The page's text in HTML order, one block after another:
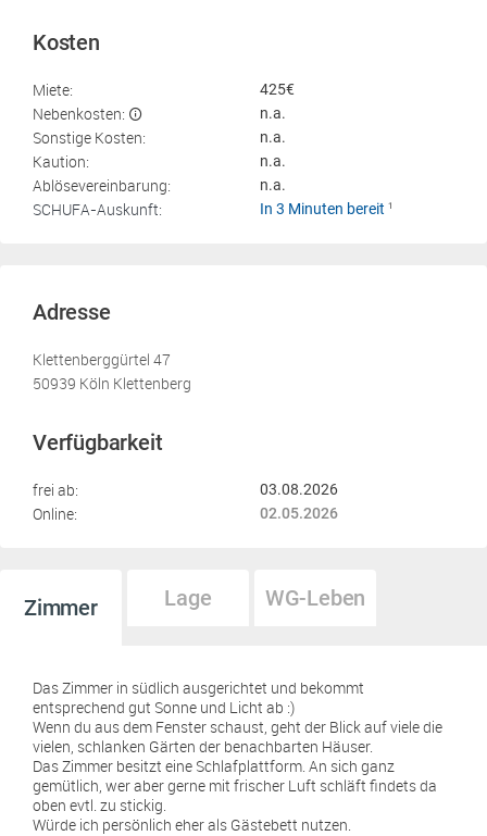
Kosten
Miete: 425€
Nebenkosten: n.a.
Sonstige Kosten: n.a.
Kaution: n.a.
Ablösevereinbarung: n.a.
SCHUFA-Auskunft: In 3 Minuten bereit 1
Adresse
Klettenberggürtel 47
50939 Köln Klettenberg
Verfügbarkeit
frei ab: 03.08.2026
Online: 02.05.2026
Zimmer Lage WG-Leben
Das Zimmer in südlich ausgerichtet und bekommt
entsprechend gut Sonne und Licht ab :)
Wenn du aus dem Fenster schaust, geht der Blick auf viele die
vielen, schlanken Gärten der benachbarten Häuser.
Das Zimmer besitzt eine Schlafplattform. An sich ganz
gemütlich, wer aber gerne mit frischer Luft schläft findets da
oben evtl. zu stickig.
Würde ich persönlich eher als Gästebett nutzen.